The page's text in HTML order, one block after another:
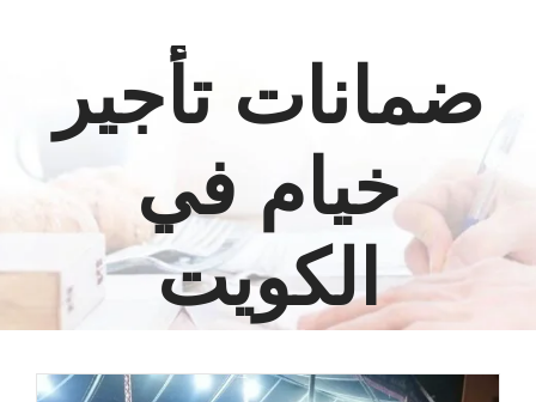
ضمانات تأجير
خيام في
الكويت